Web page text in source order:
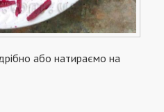
або натираємо на